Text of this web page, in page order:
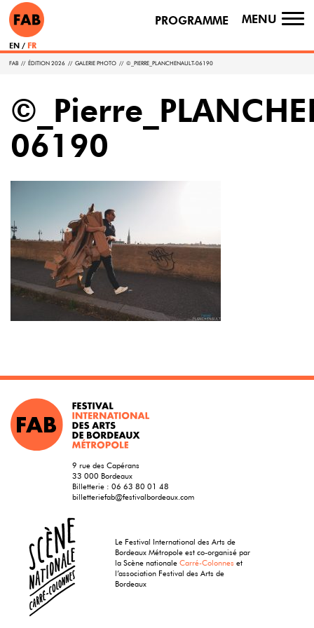
PROGRAMME MENU
EN FR
FAB // ÉDITION 2026 // GALERIE PHOTO // ©_PIERRE_PLANCHENAULT-06190
06190
9 rue des Capérans
33 000 Bordeaux
Billetterie : 06 63 80 01 48
billetteriefab@festivalbordeaux.com
Le Festival International des Arts de
Bordeaux Métropole est co-organisé par
la Scène nationaleCarré-Colonnes et
l’association Festival des Arts de
Bordeaux